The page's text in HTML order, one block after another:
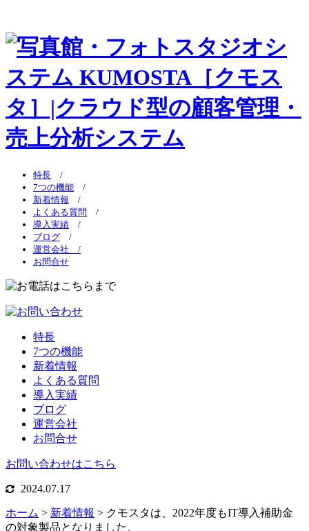
特長 /
7つの機能 /
新着情報 /
よくある質問 /
導入実績 /
ブログ /
運営会社 /
お問合せ
特長
7つの機能
新着情報
よくある質問
導入実績
ブログ
運営会社
お問合せ
お問い合わせはこちら
2024.07.17
ホーム > 新着情報 > クモスタは、2022年度もIT導入補助金
の対象製品となりました。